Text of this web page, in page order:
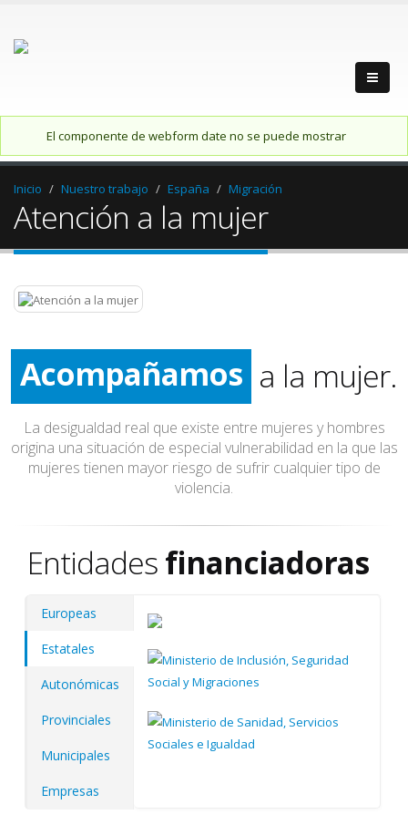
Mensaje de estado
El componente de webform date no se puede mostrar
Inicio Nuestro trabajo España Migración
Atención a la mujer
Apoyamos
Protegemos
Acompañamos
Apoyamos
a la mujer.
La desigualdad real que existe entre mujeres y hombres
origina una situación de especial vulnerabilidad en la que las
mujeres tienen mayor riesgo de sufrir cualquier tipo de
violencia.
Entidadesfinanciadoras
Europeas
Estatales
Autonómicas
Provinciales
Municipales
Empresas